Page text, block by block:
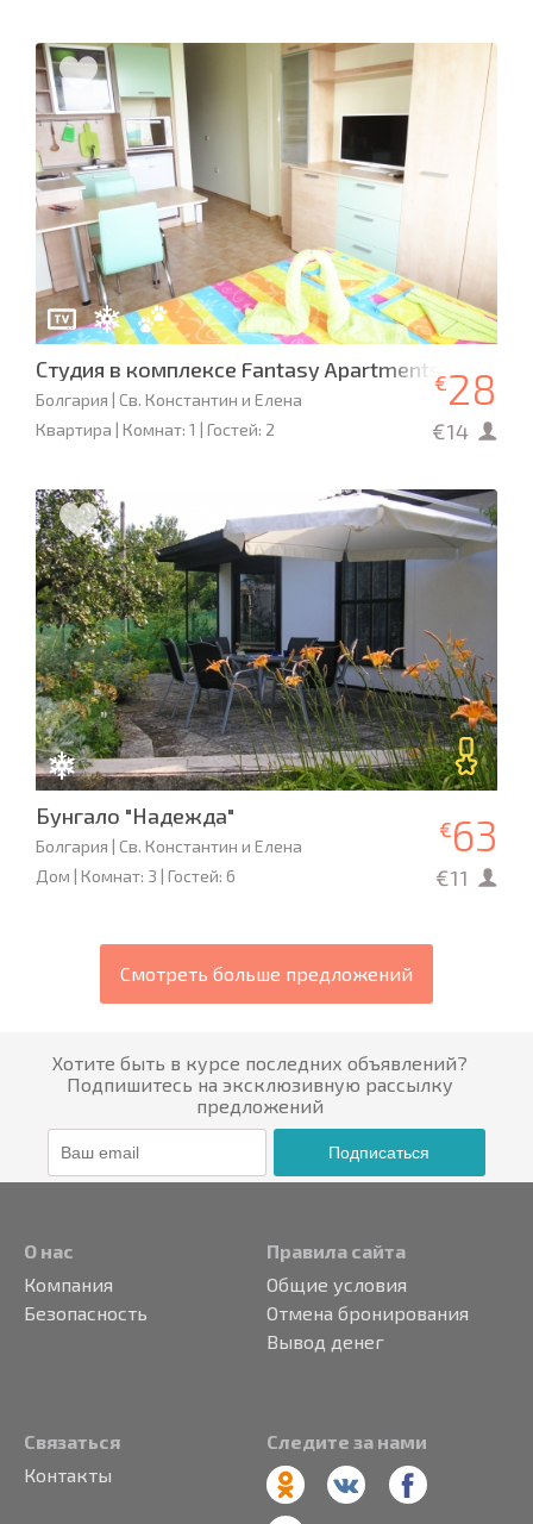
Студия в комплексе Fantasy Apartments
Болгария | Св. Константин и Елена
Квартира | Комнат: 1 | Гостей: 2
€28
€14
Бунгало "Надежда"
Болгария | Св. Константин и Елена
Дом | Комнат: 3 | Гостей: 6
€63
€11
Смотреть больше предложений
Хотите быть в курсе последних объявлений?
Подпишитесь на эксклюзивную рассылку
предложений
Подписаться
О нас
Компания
Безопасность
Правила сайта
Общие условия
Отмена бронирования
Вывод денег
Связаться
Контакты
Следите за нами